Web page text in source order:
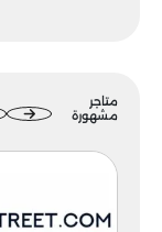
متاجر
مشهورة